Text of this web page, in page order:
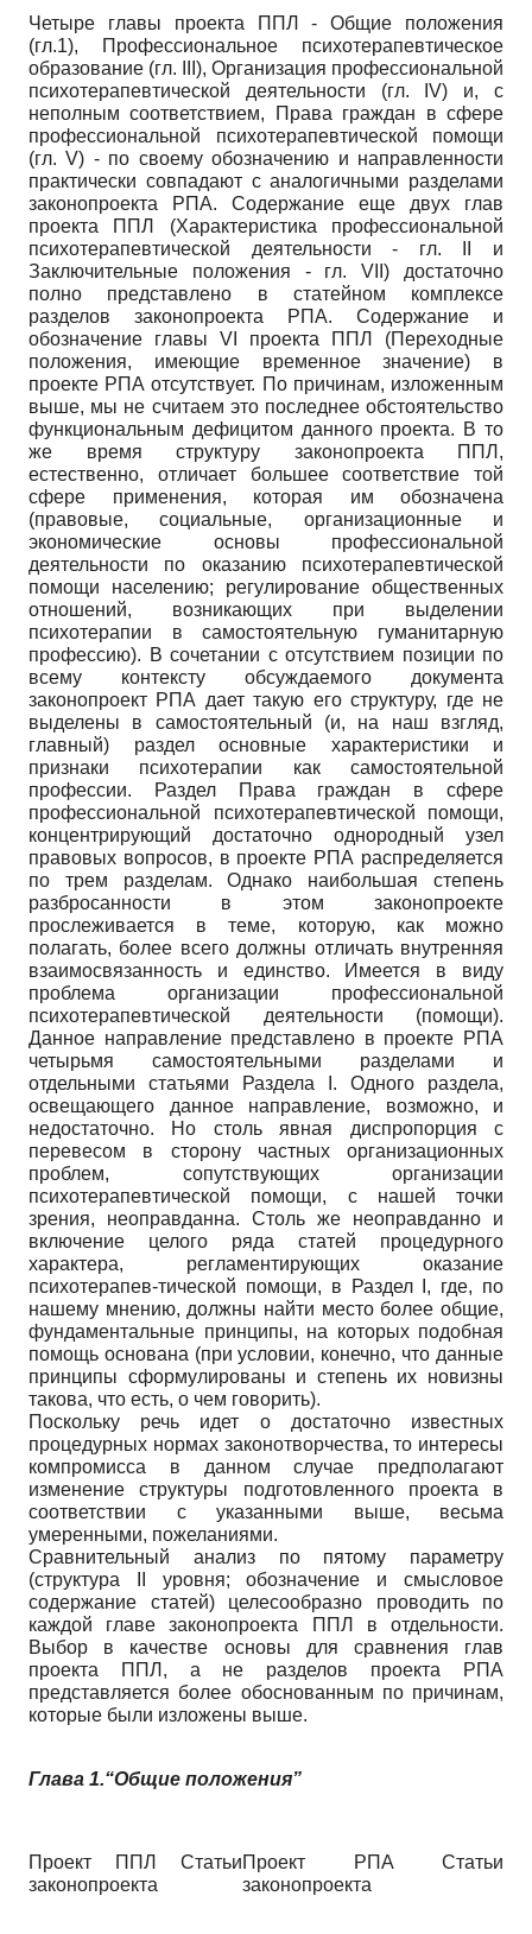
Четыре главы проекта ППЛ - Общие положения
(гл.1), Профессиональное психотерапевтическое
образование (гл. III), Организация профессиональной
психотерапевтической деятельности (гл. IV) и, с
неполным соответствием, Права граждан в сфере
профессиональной психотерапевтической помощи
(гл. V) - по своему обозначению и направленности
практически совпадают с аналогичными разделами
законопроекта РПА. Содержание еще двух глав
проекта ППЛ (Характеристика профессиональной
психотерапевтической деятельности - гл. II и
Заключительные положения - гл. VII) достаточно
полно представлено в статейном комплексе
разделов законопроекта РПА. Содержание и
обозначение главы VI проекта ППЛ (Переходные
положения, имеющие временное значение) в
проекте РПА отсутствует. По причинам, изложенным
выше, мы не считаем это последнее обстоятельство
функциональным дефицитом данного проекта. В то
же время структуру законопроекта ППЛ,
естественно, отличает большее соответствие той
сфере применения, которая им обозначена
(правовые, социальные, организационные и
экономические основы профессиональной
деятельности по оказанию психотерапевтической
помощи населению; регулирование общественных
отношений, возникающих при выделении
психотерапии в самостоятельную гуманитарную
профессию). В сочетании с отсутствием позиции по
всему контексту обсуждаемого документа
законопроект РПА дает такую его структуру, где не
выделены в самостоятельный (и, на наш взгляд,
главный) раздел основные характеристики и
признаки психотерапии как самостоятельной
профессии. Раздел Права граждан в сфере
профессиональной психотерапевтической помощи,
концентрирующий достаточно однородный узел
правовых вопросов, в проекте РПА распределяется
по трем разделам. Однако наибольшая степень
разбросанности в этом законопроекте
прослеживается в теме, которую, как можно
полагать, более всего должны отличать внутренняя
взаимосвязанность и единство. Имеется в виду
проблема организации профессиональной
психотерапевтической деятельности (помощи).
Данное направление представлено в проекте РПА
четырьмя самостоятельными разделами и
отдельными статьями Раздела I. Одного раздела,
освещающего данное направление, возможно, и
недостаточно. Но столь явная диспропорция с
перевесом в сторону частных организационных
проблем, сопутствующих организации
психотерапевтической помощи, с нашей точки
зрения, неоправданна. Столь же неоправданно и
включение целого ряда статей процедурного
характера, регламентирующих оказание
психотерапев-тической помощи, в Раздел I, где, по
нашему мнению, должны найти место более общие,
фундаментальные принципы, на которых подобная
помощь основана (при условии, конечно, что данные
принципы сформулированы и степень их новизны
такова, что есть, о чем говорить).
Поскольку речь идет о достаточно известных
процедурных нормах законотворчества, то интересы
компромисса в данном случае предполагают
изменение структуры подготовленного проекта в
соответствии с указанными выше, весьма
умеренными, пожеланиями.
Сравнительный анализ по пятому параметру
(структура II уровня; обозначение и смысловое
содержание статей) целесообразно проводить по
каждой главе законопроекта ППЛ в отдельности.
Выбор в качестве основы для сравнения глав
проекта ППЛ, а не разделов проекта РПА
представляется более обоснованным по причинам,
которые были изложены выше.
Глава 1.“Общие положения”
Проект ППЛ Статьи
законопроекта
Проект РПА Статьи
законопроекта